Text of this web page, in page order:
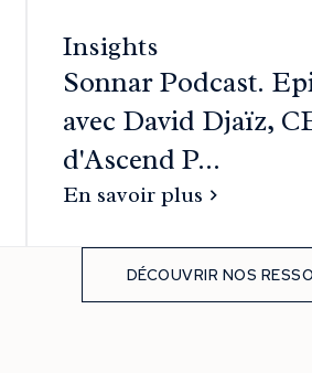
Insights
Sonnar Podcast.
avec David Djaïz,
d'Ascend P...
En savoir plus
DÉCOUVRIR NOS